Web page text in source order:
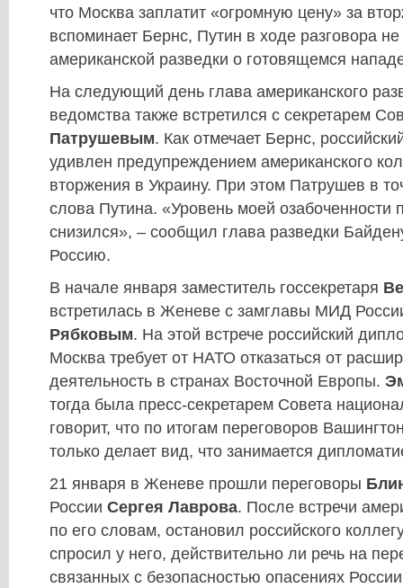
что Москва заплатит «огромную цену» за
вспоминает Бернс, Путин в ходе разговора
американской разведки о готовящемся
На следующий день глава американского
ведомства также встретился с секретарем
Патрушевым. Как отмечает Бернс,
удивлен предупреждением американского
вторжения в Украину. При этом Патрушев в
слова Путина. «Уровень моей озабоченности
снизился», – сообщил глава разведки
Россию.
В начале января заместитель госсекретаря
встретилась в Женеве с замглавы МИД
Рябковым. На этой встрече российский
Москва требует от НАТО отказаться от
деятельность в странах Восточной Европы.
тогда была пресс-секретарем Совета
говорит, что по итогам переговоров
только делает вид, что занимается
21 января в Женеве прошли переговоры
России Сергея Лаврова. После встречи
по его словам, остановил российского
спросил у него, действительно ли речь на
связанных с безопасностью опасениях